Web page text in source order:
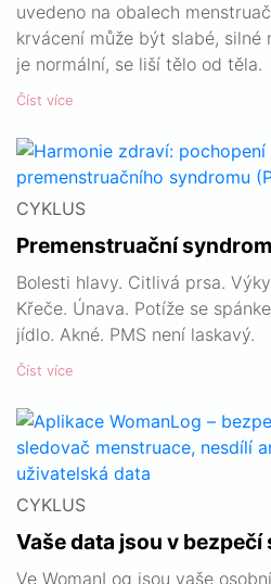
uvedeno na obalech
krvácení může být slabé, silné
je normální, se liší tělo od těla.
Číst více
CYKLUS
Premenstruační
Bolesti hlavy. Citlivá prsa.
Křeče. Únava. Potíže se
jídlo. Akné. PMS není laskavý.
Číst více
CYKLUS
Vaše data jsou v bezpečí
Ve WomanLog jsou vaše